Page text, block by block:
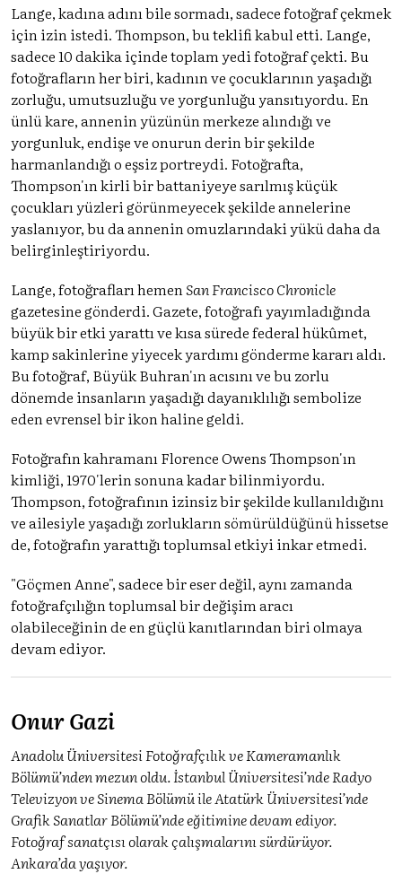
Lange, kadına adını bile sormadı, sadece fotoğraf çekmek
için izin istedi. Thompson, bu teklifi kabul etti. Lange,
sadece 10 dakika içinde toplam yedi fotoğraf çekti. Bu
fotoğrafların her biri, kadının ve çocuklarının yaşadığı
zorluğu, umutsuzluğu ve yorgunluğu yansıtıyordu. En
ünlü kare, annenin yüzünün merkeze alındığı ve
yorgunluk, endişe ve onurun derin bir şekilde
harmanlandığı o eşsiz portreydi. Fotoğrafta,
Thompson'ın kirli bir battaniyeye sarılmış küçük
çocukları yüzleri görünmeyecek şekilde annelerine
yaslanıyor, bu da annenin omuzlarındaki yükü daha da
belirginleştiriyordu.
Lange, fotoğrafları hemen San Francisco Chronicle
gazetesine gönderdi. Gazete, fotoğrafı yayımladığında
büyük bir etki yarattı ve kısa sürede federal hükûmet,
kamp sakinlerine yiyecek yardımı gönderme kararı aldı.
Bu fotoğraf, Büyük Buhran'ın acısını ve bu zorlu
dönemde insanların yaşadığı dayanıklılığı sembolize
eden evrensel bir ikon haline geldi.
Fotoğrafın kahramanı Florence Owens Thompson'ın
kimliği, 1970'lerin sonuna kadar bilinmiyordu.
Thompson, fotoğrafının izinsiz bir şekilde kullanıldığını
ve ailesiyle yaşadığı zorlukların sömürüldüğünü hissetse
de, fotoğrafın yarattığı toplumsal etkiyi inkar etmedi.
"Göçmen Anne", sadece bir eser değil, aynı zamanda
fotoğrafçılığın toplumsal bir değişim aracı
olabileceğinin de en güçlü kanıtlarından biri olmaya
devam ediyor.
Onur Gazi
Anadolu Üniversitesi Fotoğrafçılık ve Kameramanlık
Bölümü’nden mezun oldu. İstanbul Üniversitesi’nde Radyo
Televizyon ve Sinema Bölümü ile Atatürk Üniversitesi’nde
Grafik Sanatlar Bölümü’nde eğitimine devam ediyor.
Fotoğraf sanatçısı olarak çalışmalarını sürdürüyor.
Ankara’da yaşıyor.